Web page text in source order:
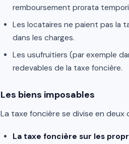
remboursement prorata
Les locataires ne paient pas la
dans les charges.
Les usufruitiers (par exemple
redevables de la taxe foncière.
Les biens imposables
La taxe foncière se divise en deux
La taxe foncière sur les